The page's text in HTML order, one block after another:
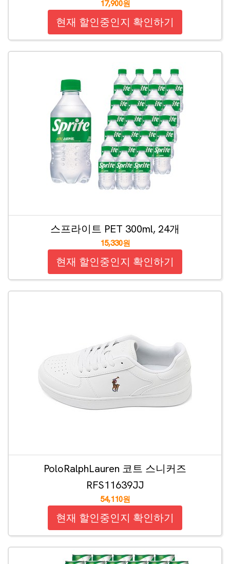
17,900원
현재 할인중인지 확인하기
스프라이트 PET 300ml, 24개
15,330원
현재 할인중인지 확인하기
PoloRalphLauren 코트 스니커즈
RFS11639JJ
54,110원
현재 할인중인지 확인하기